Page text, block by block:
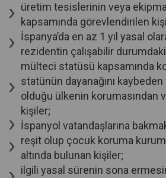
üretim tesislerinin veya
kapsamında görevlendirilen
İspanya’da en az 1 yıl yasal
rezidentin çalışabilir durumdaki
mülteci statüsü kapsamında
statünün dayanağını kaybeden
olduğu ülkenin korumasından
kişiler;
İspanyol vatandaşlarına
reşit olup çocuk koruma
altında bulunan kişiler;
ilgili yasal sürenin sona